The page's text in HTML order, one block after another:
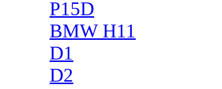
P15D
BMW H11
D1
D2